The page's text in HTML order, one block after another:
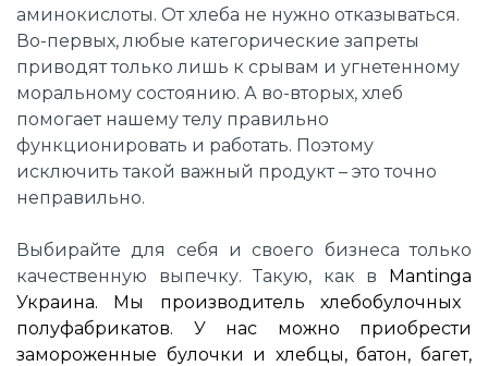
аминокислоты. От хлеба не нужно отказываться.
Во-первых, любые категорические запреты
приводят только лишь к срывам и угнетенному
моральному состоянию. А во-вторых, хлеб
помогает нашему телу правильно
функционировать и работать. Поэтому
исключить такой важный продукт – это точно
неправильно.
Выбирайте для себя и своего бизнеса только
качественную выпечку. Такую, как в Mantinga
Украина. Мы производитель хлебобулочных
полуфабрикатов. У нас можно приобрести
замороженные булочки и хлебцы, батон, багет,